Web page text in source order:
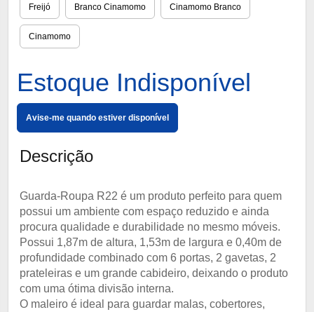
Freijó Branco Cinamomo Cinamomo Branco
Cinamomo
Estoque Indisponível
Avise-me quando estiver disponível
Descrição
Guarda-Roupa R22 é um produto perfeito para quem
possui um ambiente com espaço reduzido e ainda
procura qualidade e durabilidade no mesmo móveis.
Possui 1,87m de altura, 1,53m de largura e 0,40m de
profundidade combinado com 6 portas, 2 gavetas, 2
prateleiras e um grande cabideiro, deixando o produto
com uma ótima divisão interna.
O maleiro é ideal para guardar malas, cobertores,